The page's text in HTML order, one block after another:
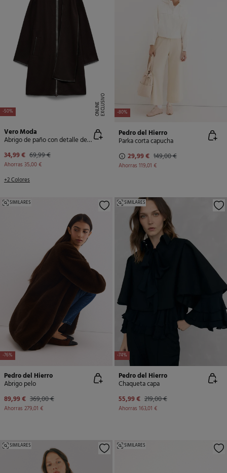
-50% E
X
C
L
U
SI
V
O
O
N
LI
N
E
Vero Moda
Abrigo de paño con detalle de bufanda
34,99 € 69,99 €
Ahorras 35,00 €
+2 Colores
-80%
Pedro del Hierro
Parka corta capucha
29,99 € 149,00 €
Ahorras 119,01 €
-76%
SIMILARES
Pedro del Hierro
Abrigo pelo
89,99 € 369,00 €
Ahorras 279,01 €
-74%
SIMILARES
Pedro del Hierro
Chaqueta capa
55,99 € 219,00 €
Ahorras 163,01 €
SIMILARES SIMILARES